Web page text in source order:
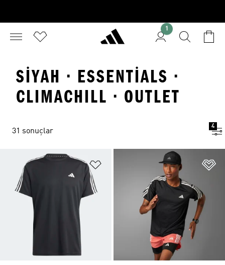
1
SIYAH · ESSENTIALS ·
CLIMACHILL · OUTLET
31 sonuçlar
4
Favori Listesine Ekle